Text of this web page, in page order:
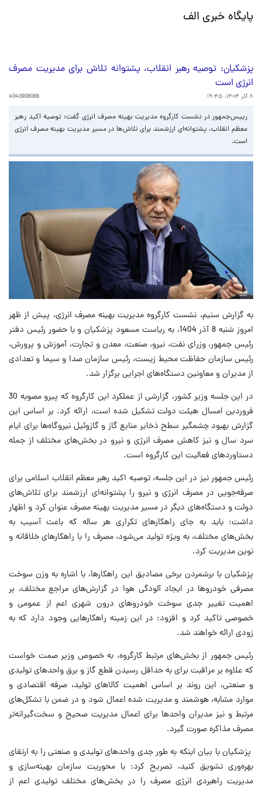
پایگاه خبری الف
پزشکیان: توصیه رهبر انقلاب، پشتوانه تلاش‌ برای مدیریت مصرف
انرژی است
۸ آذر ۱۴۰۴، ۱۹:۴۵ 4040908088
رییس‌جمهور در نشست کارگروه مدیریت بهینه مصرف انرژی گفت: توصیه اکید رهبر
معظم انقلاب، پشتوانه‌ای ارزشمند برای تلاش‌ها در مسیر مدیریت بهینه مصرف انرژی
است.
به گزارش سنیم، نشست کارگروه مدیریت بهینه مصرف انرژی، پیش از ظهر
امروز شنبه 8 آذر 1404، به ریاست مسعود پزشکیان و با حضور رئیس دفتر
رئیس جمهور، وزرای نفت، نیرو، صنعت، معدن و تجارت، آموزش و پرورش،
رئیس سازمان حفاظت محیط زیست، رئیس سازمان صدا و سیما و تعدادی
از مدیران و معاونین دستگاه‌های اجرایی برگزار شد.
در این جلسه وزیر کشور، گزارشی از عملکرد این کارگروه که پیرو مصوبه 30
فروردین امسال هیئت دولت تشکیل شده است، ارائه کرد. بر اساس این
گزارش بهبود چشمگیر سطح ذخایر منابع گاز و گازوئیل نیروگاه‌ها برای ایام
سرد سال و نیز کاهش مصرف انرژی و نیرو در بخش‌های مختلف از جمله
دستاوردهای فعالیت این کارگروه است.
رئیس جمهور نیز در این جلسه، توصیه اکید رهبر معظم انقلاب اسلامی برای
صرفه‌جویی در مصرف انرژی و نیرو را پشتوانه‌ای ارزشمند برای تلاش‌های
دولت و دستگاه‌های دیگر در مسیر مدیریت بهینه مصرف عنوان کرد و اظهار
داشت: باید به جای راهکارهای تکراری هر ساله که باعث آسیب به
بخش‌های مختلف،‌ به ویژه تولید می‌شود، مصرف را با راهکارهای خلاقانه و
نوین مدیریت کرد.
پزشکیان با برشمردن برخی مصادیق این راهکارها،‌ با اشاره به وزن سوخت
مصرفی خودروها در ایجاد آلودگی هوا در گزارش‌های مراجع مختلف، بر
اهمیت تغییر جدی سوخت خودروهای درون شهری اعم از عمومی و
خصوصی تاکید کرد و افزود: در این زمینه راهکارهایی وجود دارد که به
زودی ارائه خواهند شد.
رئیس جمهور از بخش‌های مرتبط کارگروه، به خصوص وزیر صمت خواست
که علاوه بر مراقبت برای به حداقل رسیدن قطع گاز و برق واحدهای تولیدی
و صنعتی، این روند بر اساس اهمیت کالاهای تولید، صرفه اقتصادی و
موارد مشابه، هوشمند و مدیریت شده اعمال شود و در ضمن با تشکل‌های
مرتبط و نیز مدیران واحدها برای اعمال مدیریت صحیح و سخت‌گیرانه‌تر
مصرف مذاکره صورت گیرد.
پزشکیان با بیان اینکه به طور جدی واحدهای تولیدی و صنعتی را به ارتقای
بهره‌وری تشویق کنید، تصریح کرد: با محوریت سازمان بهینه‌سازی و
مدیریت راهبردی انرژی مصرف را در بخش‌های مختلف تولیدی اعم از